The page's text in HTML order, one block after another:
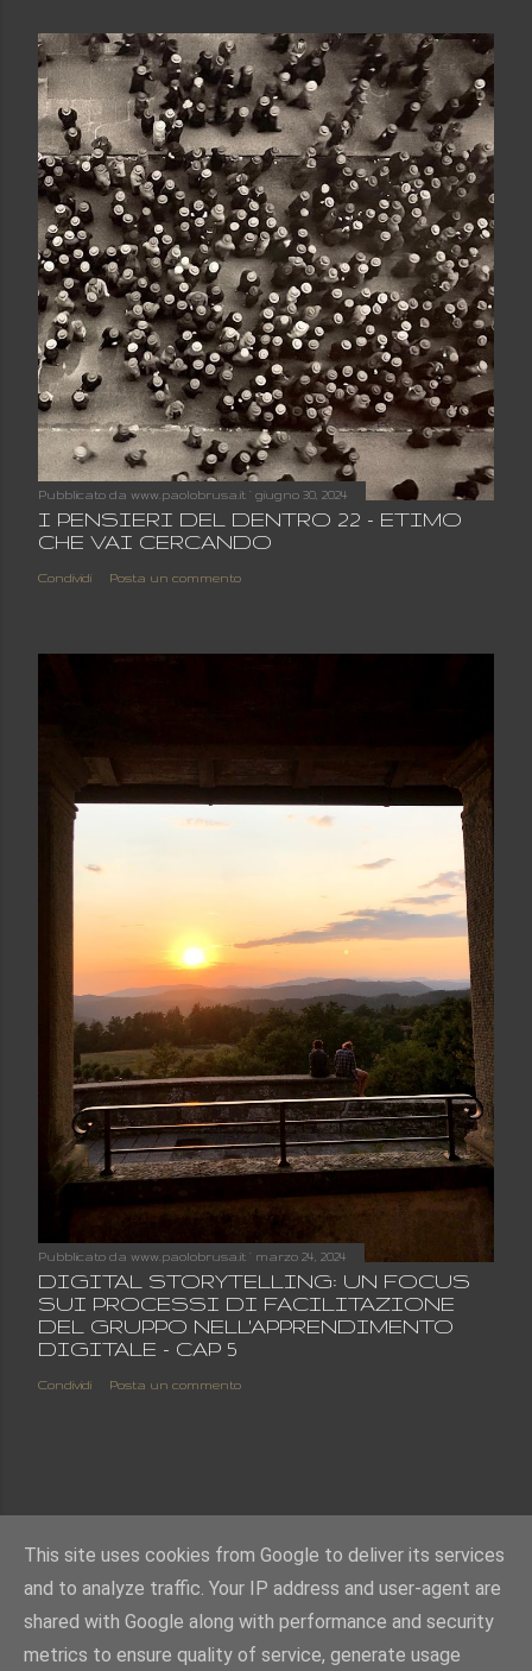
Pubblicato da www.paolobrusa.it giugno 30, 2024
I PENSIERI DEL DENTRO 22 - ETIMO
CHE VAI CERCANDO
Condividi Posta un commento
Pubblicato da www.paolobrusa.it marzo 24, 2024
DIGITAL STORYTELLING: UN FOCUS
SUI PROCESSI DI FACILITAZIONE
DEL GRUPPO NELL'APPRENDIMENTO
DIGITALE - CAP 5
Condividi Posta un commento
Powered by Blogger
This site uses cookies from Google to deliver its services
and to analyze traffic. Your IP address and user-agent are
shared with Google along with performance and security
metrics to ensure quality of service, generate usage